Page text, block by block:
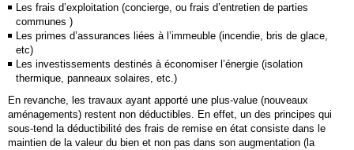
Les frais d’exploitation (concierge, ou frais d’entretien de parties
communes )
Les primes d’assurances liées à l’immeuble (incendie, bris de glace,
etc)
Les investissements destinés à économiser l’énergie (isolation
thermique, panneaux solaires, etc.)
En revanche, les travaux ayant apporté une plus-value (nouveaux
aménagements) restent non déductibles. En effet, un des principes qui
sous-tend la déductibilité des frais de remise en état consiste dans le
maintien de la valeur du bien et non pas dans son augmentation (la